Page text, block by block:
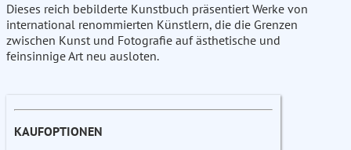
Dieses reich bebilderte Kunstbuch präsentiert Werke von
international renommierten Künstlern, die die Grenzen
zwischen Kunst und Fotografie auf ästhetische und
feinsinnige Art neu ausloten.
KAUFOPTIONEN